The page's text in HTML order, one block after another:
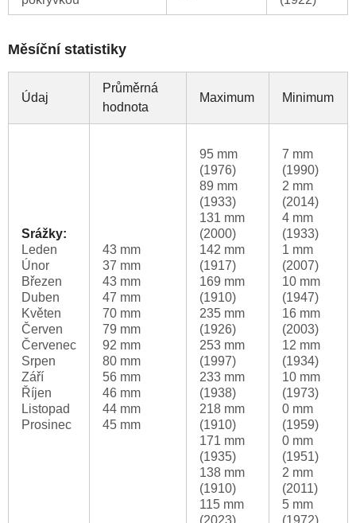
Měsíční statistiky
Údaj
Průměrná
hodnota
Maximum Minimum
Srážky:
Leden
Únor
Březen
Duben
Květen
Červen
Červenec
Srpen
Září
Říjen
Listopad
Prosinec
43 mm
37 mm
43 mm
47 mm
70 mm
79 mm
92 mm
80 mm
56 mm
46 mm
44 mm
45 mm
95 mm
(1976)
89 mm
(1933)
131 mm
(2000)
142 mm
(1917)
169 mm
(1910)
235 mm
(1926)
253 mm
(1997)
233 mm
(1938)
218 mm
(1910)
171 mm
(1935)
138 mm
(1910)
115 mm
7 mm
(1990)
2 mm
(2014)
4 mm
(1933)
1 mm
(2007)
10 mm
(1947)
16 mm
(2003)
12 mm
(1934)
10 mm
(1973)
0 mm
(1959)
0 mm
(1951)
2 mm
(2011)
5 mm